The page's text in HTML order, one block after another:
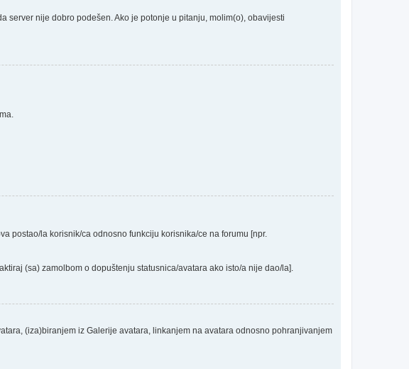
server nije dobro podešen. Ako je potonje u pitanju, molim(o), obavijesti
postao/la korisnik/ca odnosno funkciju korisnika/ce na forumu [npr.
(sa) zamolbom o dopuštenju statusnica/avatara ako isto/a nije dao/la].
(iza)biranjem iz Galerije avatara, linkanjem na avatara odnosno pohranjivanjem